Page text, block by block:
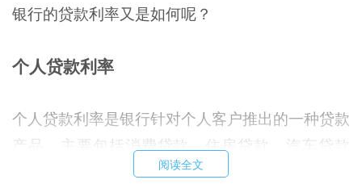
银行的贷款利率又是如何呢？
个人贷款利率
个人贷款利率是银行针对个人客户推出的一种贷款
产品，主要包括消费贷款、住房贷款、汽车贷款
等。在2012年，各大银行的个人贷款利率相对比
阅读全文